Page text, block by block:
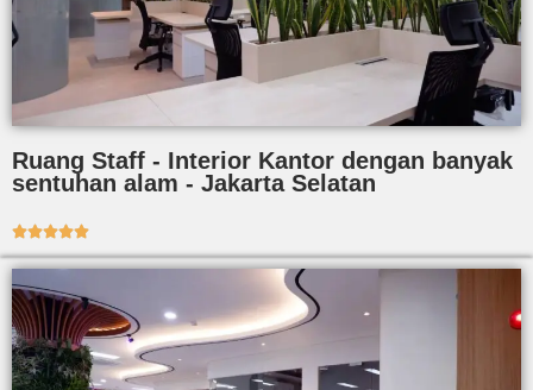
Ruang Staff - Interior Kantor dengan banyak
sentuhan alam - Jakarta Selatan
